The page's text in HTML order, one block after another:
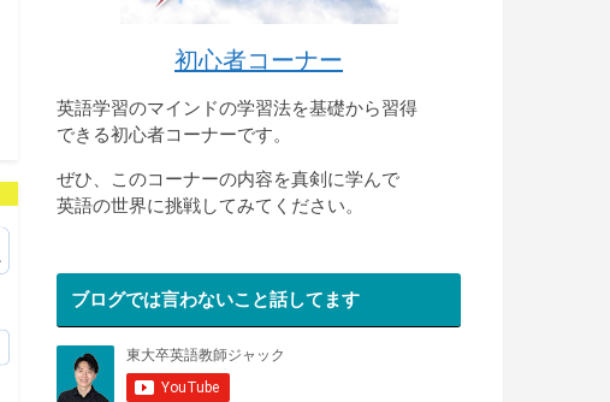
初心者コーナー
英語学習のマインドの学習法を基礎から習得
できる初心者コーナーです。
ぜひ、このコーナーの内容を真剣に学んで
英語の世界に挑戦してみてください。
ブログでは言わないこと話してます